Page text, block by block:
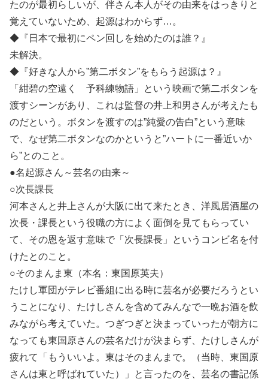
たのが最初らしいが、伴さん本人がその由来をはっきりと
覚えていないため、起源はわからず…。
◆『日本で最初にペン回しを始めたのは誰？』
未解決。
◆『好きな人から”第二ボタン”をもらう起源は？』
「紺碧の空遠く 予科練物語」という映画で第二ボタンを
渡すシーンがあり、これは監督の井上和男さんが考えたも
のだという。ボタンを渡すのは”純愛の告白”という意味
で、なぜ第二ボタンなのかというと”ハートに一番近いか
ら”とのこと。
●名起源さん～芸名の由来～
○次長課長
河本さんと井上さんが大阪に出て来たとき、洋風居酒屋の
次長・課長という役職の方によく面倒を見てもらってい
て、その恩を返す意味で「次長課長」というコンビ名を付
けたとのこと。
○そのまんま東（本名：東国原英夫）
たけし軍団がテレビ番組に出る時に芸名が必要だろうとい
うことになり、たけしさんを含めてみんなで一晩お酒を飲
みながら考えていた。つぎつぎと決まっていったが朝方に
なっても東国原さんの芸名だけが決まらず、たけしさんが
疲れて「もういいよ。東はそのまんまで。（当時、東国原
さんは東と呼ばれていた）」と言ったのを、芸名の書記係